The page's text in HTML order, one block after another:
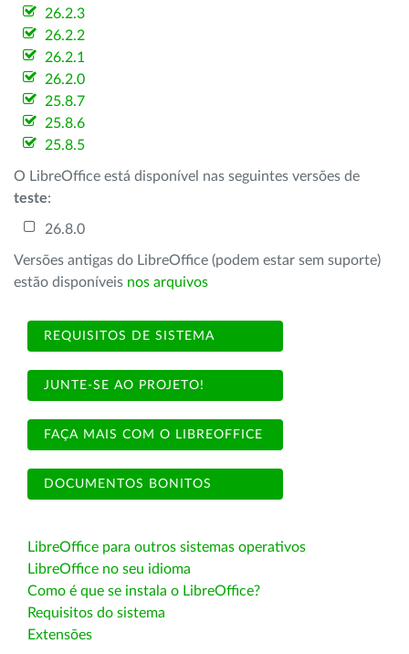
26.2.3
26.2.2
26.2.1
26.2.0
25.8.7
25.8.6
25.8.5
O LibreOffice está disponível nas seguintes versões de
teste:
26.8.0
Versões antigas do LibreOffice (podem estar sem suporte)
estão disponíveis nos arquivos
REQUISITOS DE SISTEMA
JUNTE-SE AO PROJETO!
FAÇA MAIS COM O LIBREOFFICE
DOCUMENTOS BONITOS
LibreOffice para outros sistemas operativos
LibreOffice no seu idioma
Como é que se instala o LibreOffice?
Requisitos do sistema
Extensões